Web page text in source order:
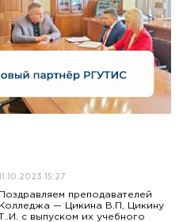
11.10.2023 15:27
Поздравляем преподавателей
Колледжа — Цикина В.П, Цикину
с выпуском их учебного